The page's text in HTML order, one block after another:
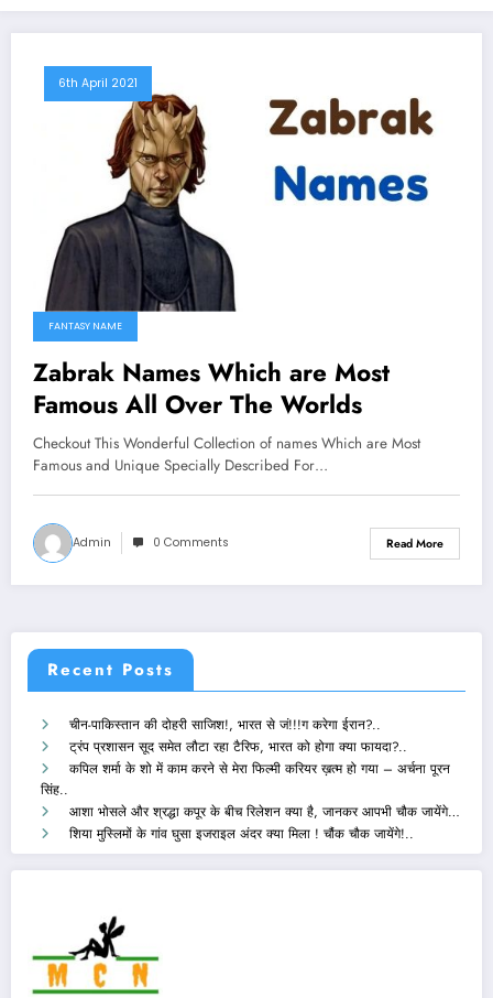
6th April 2021
FANTASY NAME
Zabrak Names Which are Most
Famous All Over The Worlds
Checkout This Wonderful Collection of names Which are Most
Famous and Unique Specially Described For…
Admin 0 Comments Read More
Recent Posts
चीन-पाकिस्तान की दोहरी साजिश!, भारत से जं!!!ग करेगा ईरान?..
ट्रंप प्रशासन सूद समेत लौटा रहा टैरिफ, भारत को होगा क्या फायदा?..
कपिल शर्मा के शो में काम करने से मेरा फिल्मी करियर ख़त्म हो गया – अर्चना पूरन
सिंह..
आशा भोसले और श्रद्धा कपूर के बीच रिलेशन क्या है, जानकर आपभी चौक जायेंगे…
शिया मुस्लिमों के गांव घुसा इजराइल अंदर क्या मिला ! चौंक चौक जायेंगे!..